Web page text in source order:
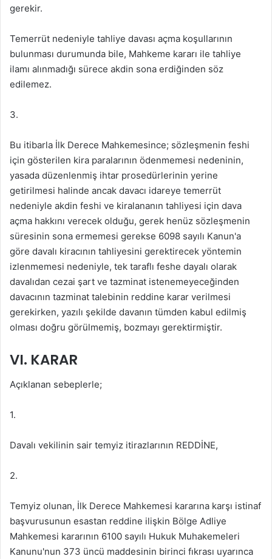
gerekir.
Temerrüt nedeniyle tahliye davası açma koşullarının
bulunması durumunda bile, Mahkeme kararı ile tahliye
ilamı alınmadığı sürece akdin sona erdiğinden söz
edilemez.
3.
Bu itibarla İlk Derece Mahkemesince; sözleşmenin feshi
için gösterilen kira paralarının ödenmemesi nedeninin,
yasada düzenlenmiş ihtar prosedürlerinin yerine
getirilmesi halinde ancak davacı idareye temerrüt
nedeniyle akdin feshi ve kiralananın tahliyesi için dava
açma hakkını verecek olduğu, gerek henüz sözleşmenin
süresinin sona ermemesi gerekse 6098 sayılı Kanun'a
göre davalı kiracının tahliyesini gerektirecek yöntemin
izlenmemesi nedeniyle, tek taraflı feshe dayalı olarak
davalıdan cezai şart ve tazminat istenemeyeceğinden
davacının tazminat talebinin reddine karar verilmesi
gerekirken, yazılı şekilde davanın tümden kabul edilmiş
olması doğru görülmemiş, bozmayı gerektirmiştir.
VI. KARAR
Açıklanan sebeplerle;
1.
Davalı vekilinin sair temyiz itirazlarının REDDİNE,
2.
Temyiz olunan, İlk Derece Mahkemesi kararına karşı istinaf
başvurusunun esastan reddine ilişkin Bölge Adliye
Mahkemesi kararının 6100 sayılı Hukuk Muhakemeleri
Kanunu'nun 373 üncü maddesinin birinci fıkrası uyarınca